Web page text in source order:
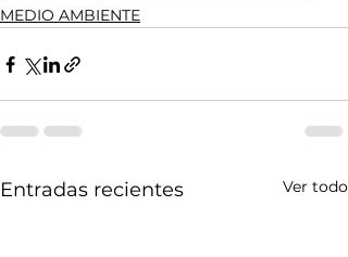
MEDIO AMBIENTE
Entradas recientes Ver todo